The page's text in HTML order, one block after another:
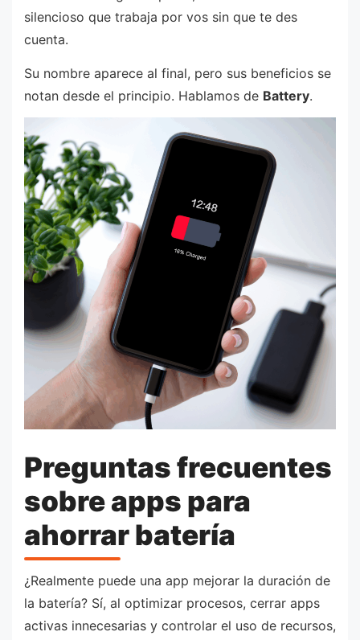
silencioso que trabaja por vos sin que te des
cuenta.
Su nombre aparece al final, pero sus beneficios se
notan desde el principio. Hablamos de Battery.
Preguntas frecuentes
sobre apps para
ahorrar batería
¿Realmente puede una app mejorar la duración de
la batería? Sí, al optimizar procesos, cerrar apps
activas innecesarias y controlar el uso de recursos,